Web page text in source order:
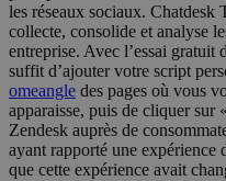
les réseaux sociaux. Chatdesk
collecte, consolide et analyse
entreprise. Avec l’essai
suffit d’ajouter votre script
omeangle des pages où vous
apparaisse, puis de cliquer sur
Zendesk auprès de
ayant rapporté une expérience
que cette expérience avait